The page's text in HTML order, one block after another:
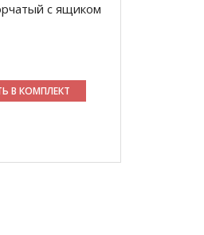
с ящиком
В КОМПЛЕКТ